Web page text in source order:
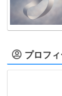
プロフ